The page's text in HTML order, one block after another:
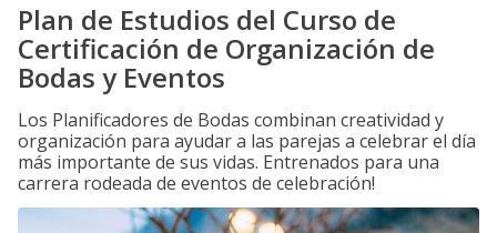
Plan de Estudios del Curso de
Certificación de Organización de
Bodas y Eventos
Los Planificadores de Bodas combinan creatividad y
organización para ayudar a las parejas a celebrar el día
más importante de sus vidas. Entrenados para una
carrera rodeada de eventos de celebración!